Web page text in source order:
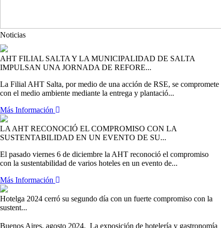
Noticias
AHT FILIAL SALTA Y LA MUNICIPALIDAD DE SALTA
IMPULSAN UNA JORNADA DE REFORE...
La Filial AHT Salta, por medio de una acción de RSE, se compromete
con el medio ambiente mediante la entrega y plantació...
Más Información
LA AHT RECONOCIÓ EL COMPROMISO CON LA
SUSTENTABILIDAD EN UN EVENTO DE SU...
El pasado viernes 6 de diciembre la AHT reconoció el compromiso
con la sustentabilidad de varios hoteles en un evento de...
Más Información
Hotelga 2024 cerró su segundo día con un fuerte compromiso con la
sustent...
Buenos Aires, agosto 2024.  La exposición de hotelería y gastronomía